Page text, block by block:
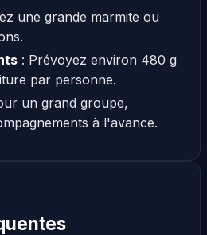
une grande marmite ou
: Prévoyez environ 480 g
par personne.
un grand groupe,
à l'avance.